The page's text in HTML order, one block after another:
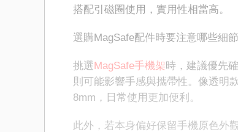
搭配引磁圈使用，實用性相當高。
選購MagSafe配件時要注意哪些細
挑選MagSafe手機架時，建議優先
則可能影響手感與攜帶性。像透明
8mm，日常使用更加便利。
此外，若本身偏好保留手機原色外